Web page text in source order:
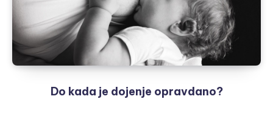
Do kada je dojenje opravdano?